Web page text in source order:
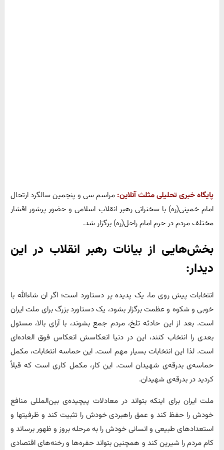
پایگاه خبری تحلیلی مثلث آنلاین: مراسم سی و پنجمین سالگرد ارتحال
امام خمینی(ره) با سخنرانی رهبر انقلاب اسلامی و حضور پرشور اقشار
مختلف مردم در حرم امام راحل(ره) برگزار شد.
بخش‌هایی از بیانات رهبر انقلاب در این
دیدار:
انتخابات پیش روی ما، یک پدیده پر دستاورد است؛ اگر ان شاءالله با
خوبی و شکوه و عظمت برگزار بشود، یک دستاورد بزرگ برای ملت ایران
است. بعد از این حادثه تلخ، مردم جمع بشوند، با آرای بالا، مسئول
بعدی را انتخاب کنند، این در دنیا انعکاسش انعکاس فوق العاده‌ای
است. لذا این انتخابات بسیار مهم است. این حماسه انتخابات، مکمل
حماسه‌ی بدرقه‌ی شهیدان است. این کار، مکمل کاری است که قبلاً
کردید در بدرقه‌ی شهیدان.
ملت ایران برای اینکه بتواند در معادلات پیچیده‌ی بین‌المللی منافع
خودش را حفظ کند و عمق راهبردی خودش را تثبیت کند و ظرفیتها و
استعدادهای طبیعی و انسانی خودش را به مرحله بروز و ظهور برساند و
کام مردم را شیرین کند و همچنین بتواند حفره‌ها و رخنه‌های اقتصادی